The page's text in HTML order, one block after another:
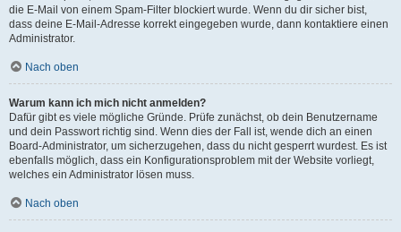
die E-Mail von einem Spam-Filter blockiert wurde. Wenn du dir sicher bist,
dass deine E-Mail-Adresse korrekt eingegeben wurde, dann kontaktiere einen
Administrator.
Nach oben
Warum kann ich mich nicht anmelden?
Dafür gibt es viele mögliche Gründe. Prüfe zunächst, ob dein Benutzername
und dein Passwort richtig sind. Wenn dies der Fall ist, wende dich an einen
Board-Administrator, um sicherzugehen, dass du nicht gesperrt wurdest. Es ist
ebenfalls möglich, dass ein Konfigurationsproblem mit der Website vorliegt,
welches ein Administrator lösen muss.
Nach oben